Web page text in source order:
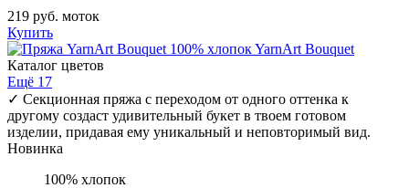
219 руб. моток
Купить
YarnArt Bouquet
Каталог цветов
Ещё 17
✓ Секционная пряжа с переходом от одного оттенка к
другому создаст удивительный букет в твоем готовом
изделии, придавая ему уникальный и неповторимый вид.
Новинка
100% хлопок